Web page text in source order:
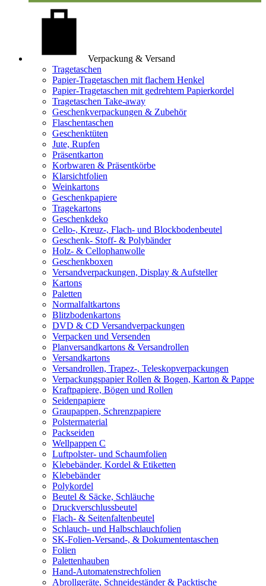
Verpackung & Versand
Tragetaschen
Papier-Tragetaschen mit flachem Henkel
Papier-Tragetaschen mit gedrehtem Papierkordel
Tragetaschen Take-away
Geschenkverpackungen & Zubehör
Flaschentaschen
Geschenktüten
Jute, Rupfen
Präsentkarton
Korbwaren & Präsentkörbe
Klarsichtfolien
Weinkartons
Geschenkpapiere
Tragekartons
Geschenkdeko
Cello-, Kreuz-, Flach- und Blockbodenbeutel
Geschenk- Stoff- & Polybänder
Holz- & Cellophanwolle
Geschenkboxen
Versandverpackungen, Display & Aufsteller
Kartons
Paletten
Normalfaltkartons
Blitzbodenkartons
DVD & CD Versandverpackungen
Verpacken und Versenden
Planversandkartons & Versandrollen
Versandkartons
Versandrollen, Trapez-, Teleskopverpackungen
Verpackungspapier Rollen & Bogen, Karton & Pappe
Kraftpapiere, Bögen und Rollen
Seidenpapiere
Graupappen, Schrenzpapiere
Polstermaterial
Packseiden
Wellpappen C
Luftpolster- und Schaumfolien
Klebebänder, Kordel & Etiketten
Klebebänder
Polykordel
Beutel & Säcke, Schläuche
Druckverschlussbeutel
Flach- & Seitenfaltenbeutel
Schlauch- und Halbschlauchfolien
SK-Folien-Versand-, & Dokumententaschen
Folien
Palettenhauben
Hand-Automatenstrechfolien
Abrollgeräte, Schneideständer & Packtische